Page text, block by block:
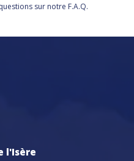
sur notre F.A.Q.
l'Isère